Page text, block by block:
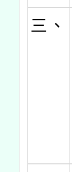
三、